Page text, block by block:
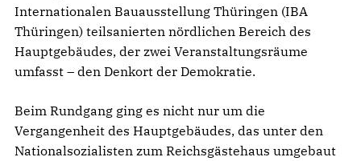
Internationalen Bauausstellung Thüringen (IBA
Thüringen) teilsanierten nördlichen Bereich des
Hauptgebäudes, der zwei Veranstaltungsräume
umfasst – den Denkort der Demokratie.
Beim Rundgang ging es nicht nur um die
Vergangenheit des Hauptgebäudes, das unter den
Nationalsozialisten zum Reichsgästehaus umgebaut